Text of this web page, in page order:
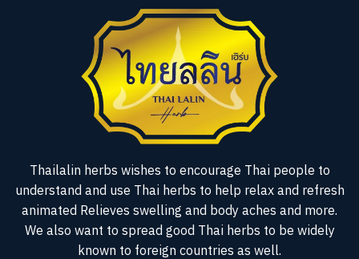
Thailalin herbs wishes to encourage Thai people to
understand and use Thai herbs to help relax and refresh
animated Relieves swelling and body aches and more.
We also want to spread good Thai herbs to be widely
known to foreign countries as well.